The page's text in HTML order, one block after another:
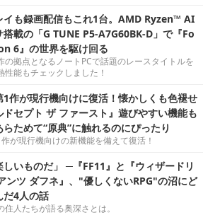
イも録画配信もこれ1台。AMD Ryzen™ AI
搭載の「G TUNE P5-A7G60BK-D」で『Fo
6』の世界を駆け回る
の拠点となるノートPCで話題のレースタイトルを
性能もチェックしました！
1作が現行機向けに復活！懐かしくも色褪せ
ドセプト ザ ファースト』遊びやすい機能も
ためて“原典”に触れるのにぴったり
が現行機向けの新機能を備えて復活！
しいものだ」 ─『FF11』と『ウィザードリ
ンツ ダフネ』、"優しくないRPG"の沼にど
だ4人の話
住人たちが語る奥深さとは。